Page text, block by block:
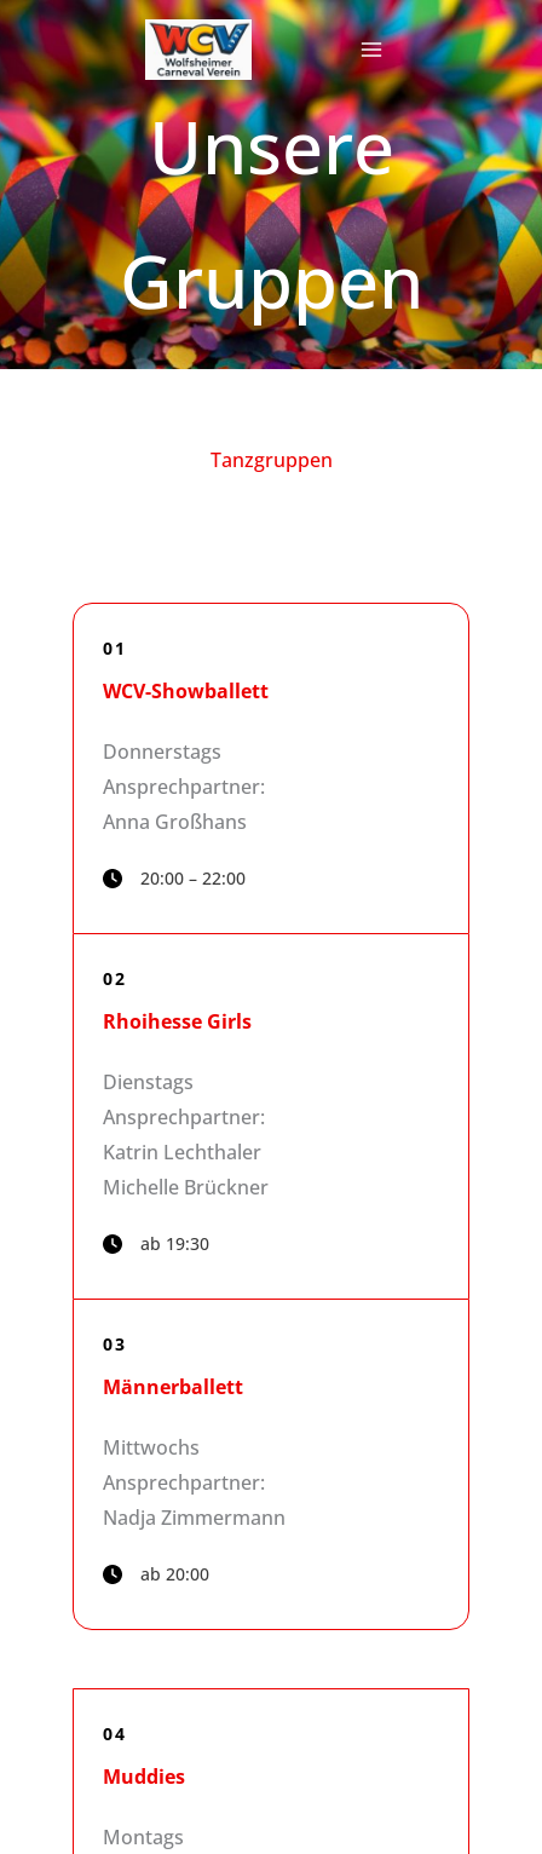
Zum
Inhalt
springen
Unsere
Gruppen
Tanzgruppen
01
WCV-Showballett
Donnerstags
Ansprechpartner:
Anna Großhans
20:00 – 22:00
02
Rhoihesse Girls
Dienstags
Ansprechpartner:
Katrin Lechthaler
Michelle Brückner
ab 19:30
03
Männerballett
Mittwochs
Ansprechpartner:
Nadja Zimmermann
ab 20:00
04
Muddies
Montags